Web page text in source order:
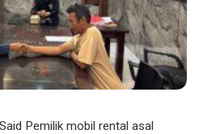
Pemilik mobil rental asal